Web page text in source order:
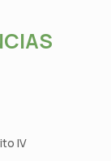
IV